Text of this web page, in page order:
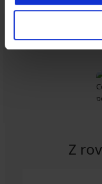
kód:
Z rovnakej
Z